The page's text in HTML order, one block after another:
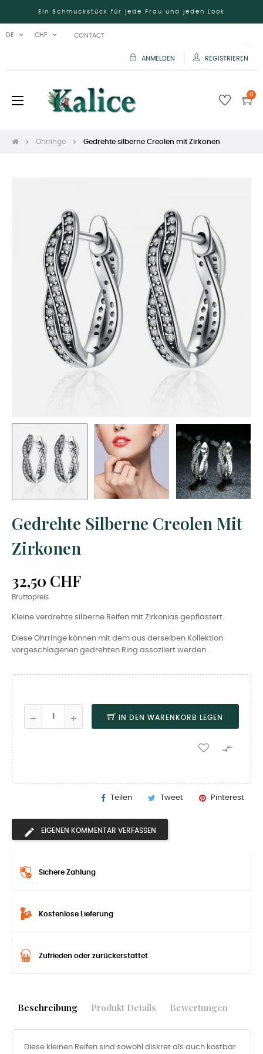
Ein Schmuckstück für jede Frau und jeden Look
DE CHF CONTACT
ANMELDEN REGISTRIEREN
Umschalten
☰ 0
Ohrringe Gedrehte silberne Creolen mit Zirkonen
Gedrehte Silberne Creolen Mit
Zirkonen
32,50 CHF
Bruttopreis
Kleine verdrehte silberne Reifen mit Zirkonias gepflastert.
Diese Ohrringe können mit dem aus derselben Kollektion
vorgeschlagenen gedrehten Ring assoziiert werden.
IN DEN WARENKORB LEGEN

Teilen Tweet Pinterest
EIGENEN KOMMENTAR VERFASSEN
Sichere Zahlung
Kostenlose Lieferung
Zufrieden oder zurückerstattet
Beschreibung Produkt Details Bewertungen
Diese kleinen Reifen sind sowohl diskret als auch kostbar